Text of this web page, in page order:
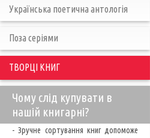
Українська поетична антологія
Поза серіями
ТВОРЦІ КНИГ
Чому слід купувати в
нашій книгарні?
- Зручне сортування книг допоможе